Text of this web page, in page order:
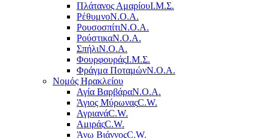
Πλάτανος ΑμαρίουΙ.Μ.Σ.
ΡέθυμνοΝ.Ο.Α.
ΡουσοσπίτιΝ.Ο.Α.
ΡούστικαΝ.Ο.Α.
ΣπήλιΝ.Ο.Α.
ΦουρφουράςΙ.Μ.Σ.
Φράγμα ΠοταμώνΝ.Ο.Α.
Νομός Ηρακλείου
Αγία ΒαρβάραΝ.Ο.Α.
Άγιος ΜύρωναςC.W.
ΑγριανάC.W.
ΑμιράςC.W.
Άνω ΒιάννοςC.W.